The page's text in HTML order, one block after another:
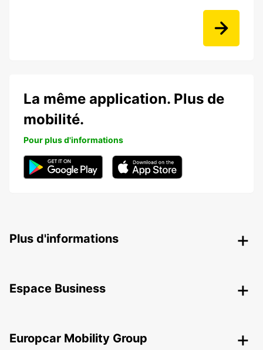
La même application. Plus de
mobilité.
Pour plus d'informations
Plus d'informations
Espace Business
Europcar Mobility Group